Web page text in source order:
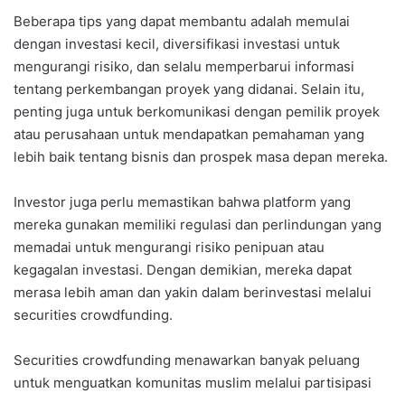
Beberapa tips yang dapat membantu adalah memulai
dengan investasi kecil, diversifikasi investasi untuk
mengurangi risiko, dan selalu memperbarui informasi
tentang perkembangan proyek yang didanai. Selain itu,
penting juga untuk berkomunikasi dengan pemilik proyek
atau perusahaan untuk mendapatkan pemahaman yang
lebih baik tentang bisnis dan prospek masa depan mereka.
Investor juga perlu memastikan bahwa platform yang
mereka gunakan memiliki regulasi dan perlindungan yang
memadai untuk mengurangi risiko penipuan atau
kegagalan investasi. Dengan demikian, mereka dapat
merasa lebih aman dan yakin dalam berinvestasi melalui
securities crowdfunding.
Securities crowdfunding menawarkan banyak peluang
untuk menguatkan komunitas muslim melalui partisipasi